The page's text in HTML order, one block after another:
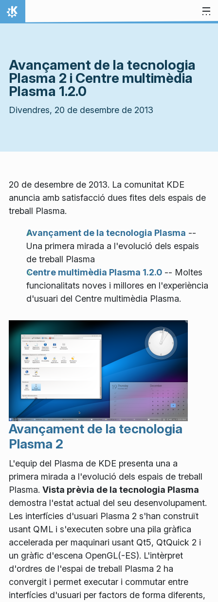
Salta al contingut
Inici
Avançament de la tecnologia
Plasma 2 i Centre multimèdia
Plasma 1.2.0
Divendres, 20 de desembre de 2013
20 de desembre de 2013. La comunitat KDE
anuncia amb satisfacció dues fites dels espais de
treball Plasma.
Avançament de la tecnologia Plasma --
Una primera mirada a l'evolució dels espais
de treball Plasma
Centre multimèdia Plasma 1.2.0 -- Moltes
funcionalitats noves i millores en l'experiència
d'usuari del Centre multimèdia Plasma.
Avançament de la tecnologia
Plasma 2
L'equip del Plasma de KDE presenta una a
primera mirada a l'evolució dels espais de treball
Plasma. Vista prèvia de la tecnologia Plasma
demostra l'estat actual del seu desenvolupament.
Les interfícies d'usuari Plasma 2 s'han construït
usant QML i s'executen sobre una pila gràfica
accelerada per maquinari usant Qt5, QtQuick 2 i
un gràfic d'escena OpenGL(-ES). L'intèrpret
d'ordres de l'espai de treball Plasma 2 ha
convergit i permet executar i commutar entre
interfícies d'usuari per factors de forma diferents,